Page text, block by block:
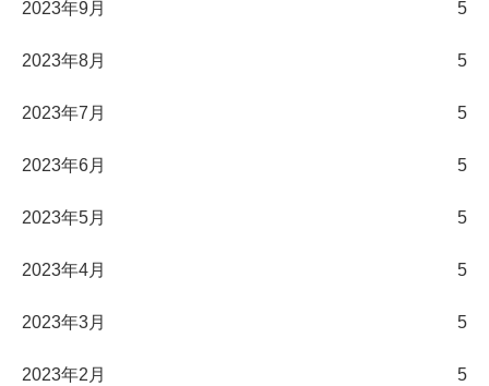
2023年9月 5
2023年8月 5
2023年7月 5
2023年6月 5
2023年5月 5
2023年4月 5
2023年3月 5
2023年2月 5